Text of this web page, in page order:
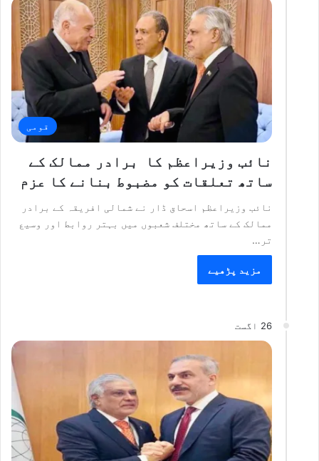
قومی
نائب وزیراعظم کا برادر ممالک کے
ساتھ تعلقات کو مضبوط بنانے کا عزم
نائب وزیراعظم اسحاق ڈار نے شمالی افریقہ کے برادر
ممالک کے ساتھ مختلف شعبوں میں بہتر روابط اور وسیع
تر…
مزید پڑھیے
26 اگست